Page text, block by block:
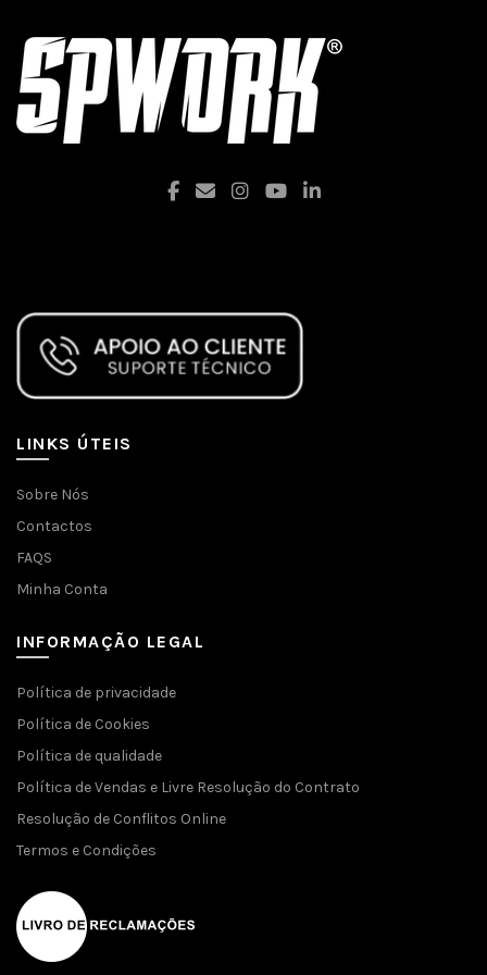
LINKS ÚTEIS
Sobre Nós
Contactos
FAQS
Minha Conta
INFORMAÇÃO LEGAL
Política de privacidade
Política de Cookies
Política de qualidade
Política de Vendas e Livre Resolução do Contrato
Resolução de Conflitos Online
Termos e Condições